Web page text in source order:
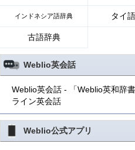
インドネシア語辞典 タイ
古語辞典
Weblio英会話
Weblio英会話 - 「Weblio英和辞
ライン英会話
Weblio公式アプリ